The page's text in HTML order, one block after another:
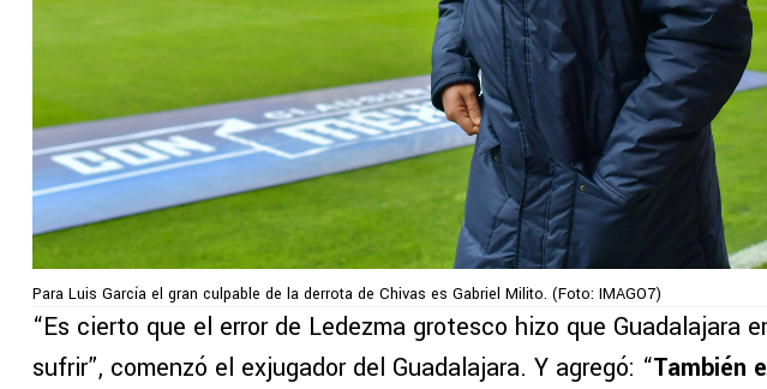
Para Luis García el gran culpable de la derrota de Chivas es Gabriel Milito. (Foto: IMAGO7)
“Es cierto que el error de Ledezma grotesco hizo que Guadalajara
sufrir”, comenzó el exjugador del Guadalajara. Y agregó: “También